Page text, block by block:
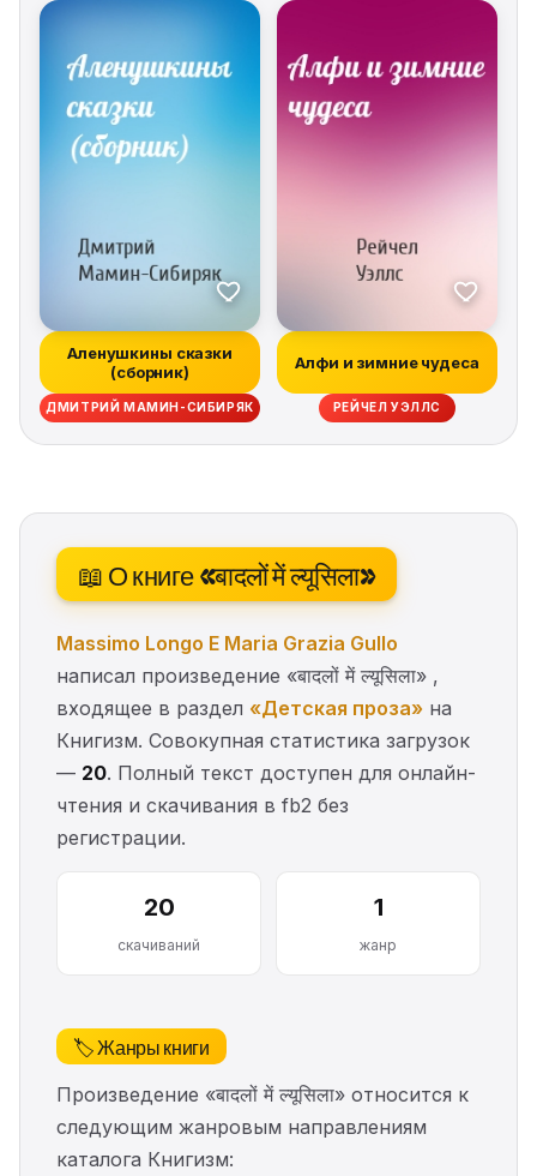
Аленушкины сказки
(сборник)
ДМИТРИЙ МАМИН-СИБИРЯК
Алфи и зимние чудеса
РЕЙЧЕЛ УЭЛЛС
📖 О книге «बादलों में ल्यूसिला»
Massimo Longo E Maria Grazia Gullo
написал произведение «बादलों में ल्यूसिला» ,
входящее в раздел «Детская проза» на
Книгизм. Совокупная статистика загрузок
— 20. Полный текст доступен для онлайн-
чтения и скачивания в fb2 без
регистрации.
20
скачиваний
1
жанр
🏷️ Жанры книги
Произведение «बादलों में ल्यूसिला» относится к
следующим жанровым направлениям
каталога Книгизм: